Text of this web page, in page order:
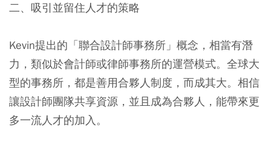
二、吸引並留住人才的策略
Kevin提出的「聯合設計師事務所」概念，相當有潛
力，類似於會計師或律師事務所的運營模式。全球大
型的事務所，都是善用合夥人制度，而成其大。相信
讓設計師團隊共享資源，並且成為合夥人，能帶來更
多一流人才的加入。